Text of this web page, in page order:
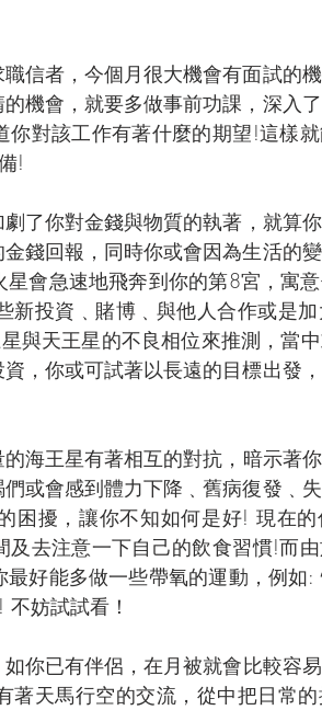
信者，今個月很大機會有面試的
機會，就要多做事前功課，深入
對該工作有著什麼的期望!這樣
!
了你對金錢與物質的執著，就算
錢回報，同時你或會因為生活的
會急速地飛奔到你的第8宮，寓
新投資﹑賭博﹑與他人合作或是
與天王星的不良相位來推測，當
，你或可試著以長遠的目標出發
海王星有著相互的對抗，暗示著
或會感到體力下降﹑舊病復發﹑
困擾，讓你不知如何是好! 現在
去注意一下自己的飲食習慣!而
好能多做一些帶氧的運動，例如
妨試試看！
你已有伴侶，在月被就會比較容
著天馬行空的交流，從中把日常